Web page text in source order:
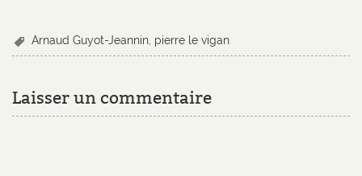
encore possible ? Je dis
comme vous « le » covid
entendu et…
Arnaud Guyot-Jeannin pierre le vigan
Laisser un commentaire